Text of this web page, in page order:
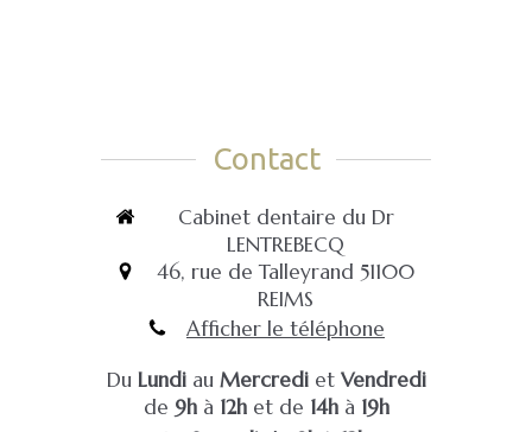
Contact
Cabinet dentaire du Dr
LENTREBECQ
46, rue de Talleyrand 51100
REIMS
Afficher le téléphone
Du Lundiau Mercrediet Vendredi
de 9hà 12het de 14hà 19h